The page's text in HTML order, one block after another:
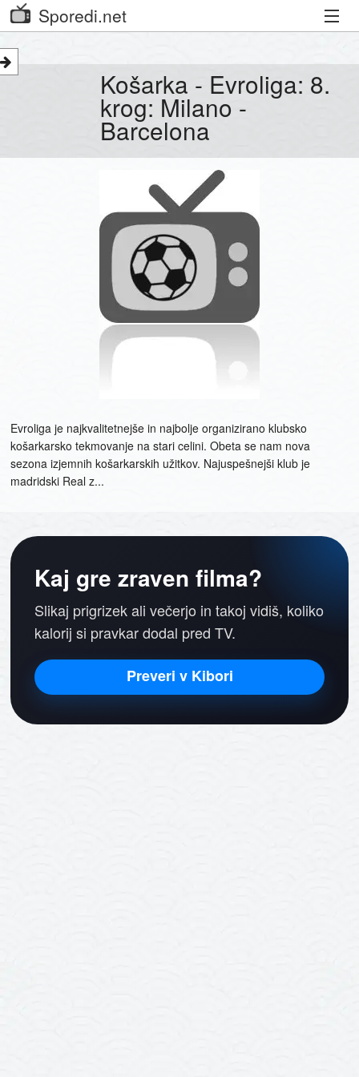
Sporedi.net
Priljubljeni kanali
Iskalnik
Košarka - Evroliga: 8.
krog: Milano -
Barcelona
Evroliga je najkvalitetnejše in najbolje organizirano klubsko
košarkarsko tekmovanje na stari celini. Obeta se nam nova
sezona izjemnih košarkarskih užitkov. Najuspešnejši klub je
madridski Real z...
Kaj gre zraven filma?
Slikaj prigrizek ali večerjo in takoj vidiš, koliko
kalorij si pravkar dodal pred TV.
Preveri v Kibori